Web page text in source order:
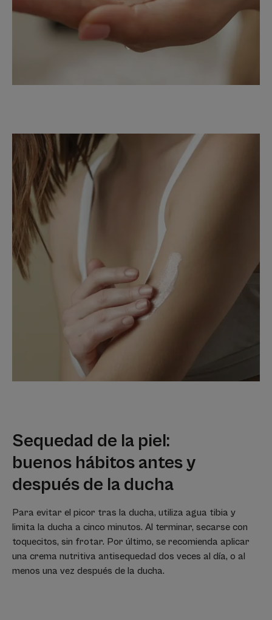
Sequedad de la piel:
buenos hábitos antes y
después de la ducha
Para evitar el picor tras la ducha, utiliza agua tibia y
limita la ducha a cinco minutos. Al terminar, secarse con
toquecitos, sin frotar. Por último, se recomienda aplicar
una crema nutritiva antisequedad dos veces al día, o al
menos una vez después de la ducha.